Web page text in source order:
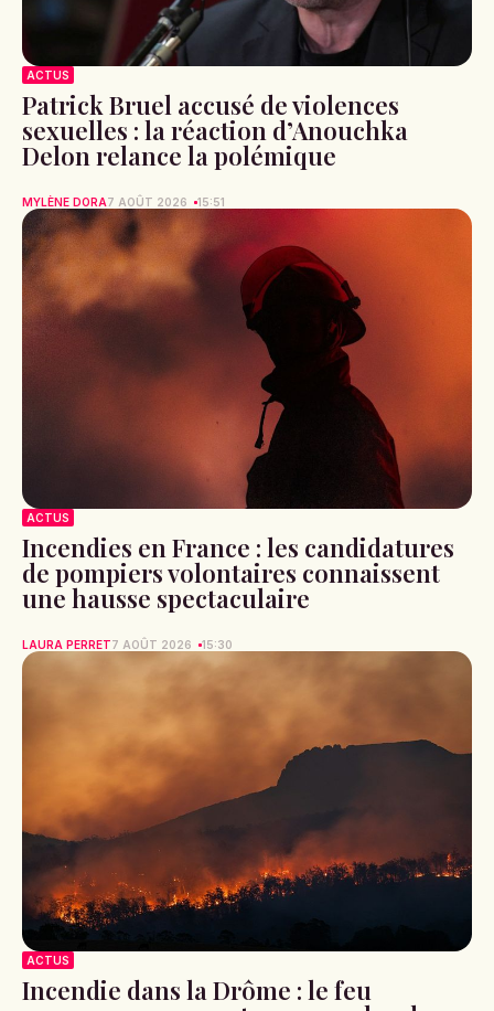
ACTUS
Patrick Bruel accusé de violences
sexuelles : la réaction d’Anouchka
Delon relance la polémique
MYLÈNE DORA7 AOÛT 2026 15:51
ACTUS
Incendies en France : les candidatures
de pompiers volontaires connaissent
une hausse spectaculaire
LAURA PERRET7 AOÛT 2026 15:30
ACTUS
Incendie dans la Drôme : le feu